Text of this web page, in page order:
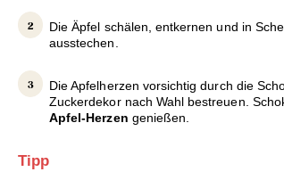
Die Äpfel schälen, entkernen und in
ausstechen.
Die Apfelherzen vorsichtig durch die
Zuckerdekor nach Wahl bestreuen.
Apfel-Herzen genießen.
Tipp